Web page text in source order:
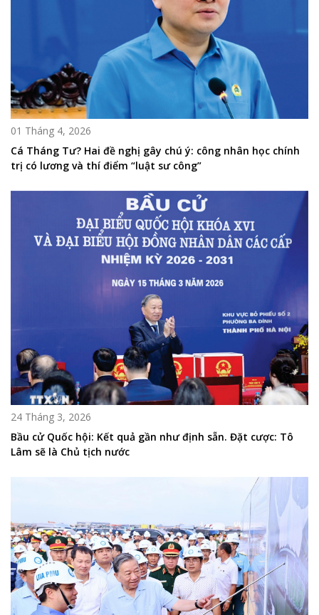
01 Tháng 4, 2026
Cá Tháng Tư? Hai đề nghị gây chú ý: công nhân học chính
trị có lương và thí điểm “luật sư công”
24 Tháng 3, 2026
Bầu cử Quốc hội: Kết quả gần như định sẵn. Đặt cược: Tô
Lâm sẽ là Chủ tịch nước